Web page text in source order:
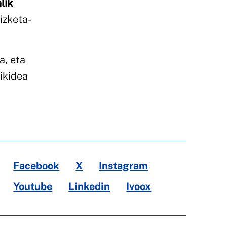
eta
Facebook X
Instagram
Youtube
Linkedin Ivoox